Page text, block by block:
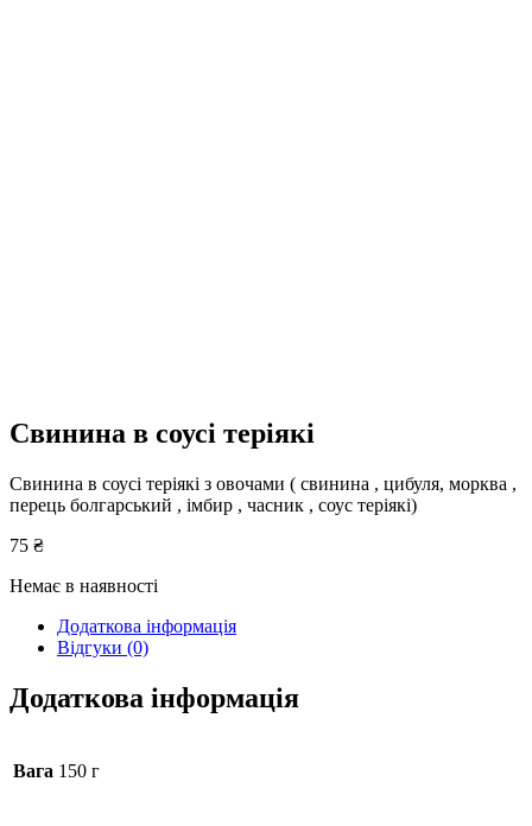
Свинина в соусі теріякі
Свинина в соусі теріякі з овочами ( свинина , цибуля, морква ,
перець болгарський , імбир , часник , соус теріякі)
75 ₴
Немає в наявності
Додаткова інформація
Відгуки (0)
Додаткова інформація
Вага 150 г